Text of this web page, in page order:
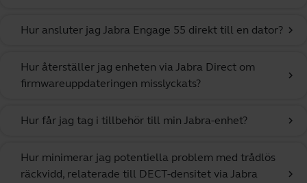
Hur ansluter jag Jabra Engage 55 direkt till en dator? chevron_right
Hur återställer jag enheten via Jabra Direct om
firmwareuppdateringen misslyckats?
chevron_right
Hur får jag tag i tillbehör till min Jabra-enhet? chevron_right
Hur minimerar jag potentiella problem med trådlös
räckvidd, relaterade till DECT-densitet via Jabra
chevron_right